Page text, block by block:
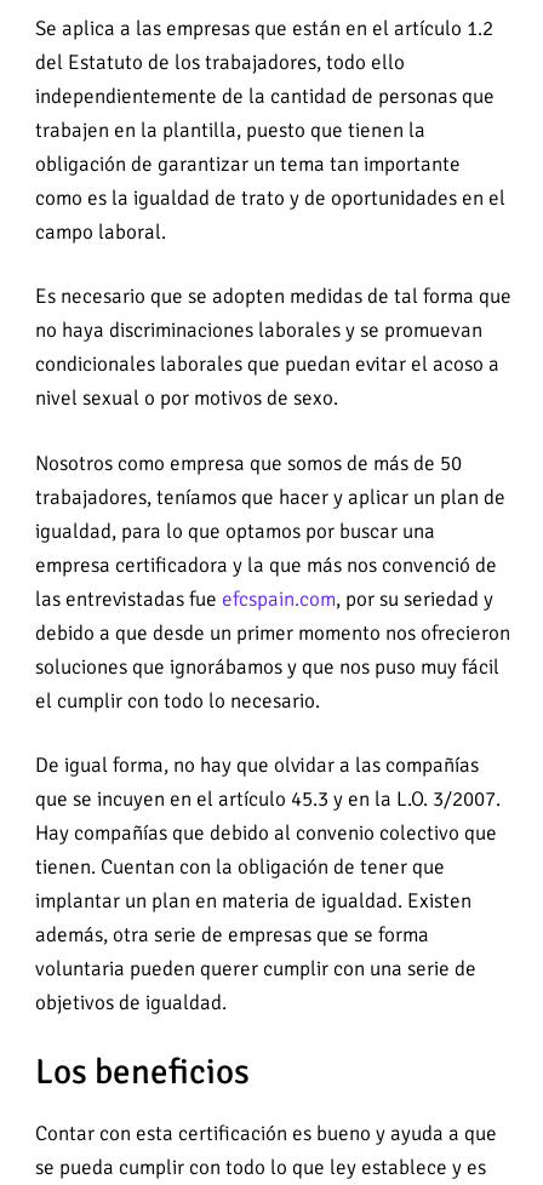
Se aplica a las empresas que están en el artículo 1.2
del Estatuto de los trabajadores, todo ello
independientemente de la cantidad de personas que
trabajen en la plantilla, puesto que tienen la
obligación de garantizar un tema tan importante
como es la igualdad de trato y de oportunidades en el
campo laboral.
Es necesario que se adopten medidas de tal forma que
no haya discriminaciones laborales y se promuevan
condicionales laborales que puedan evitar el acoso a
nivel sexual o por motivos de sexo.
Nosotros como empresa que somos de más de 50
trabajadores, teníamos que hacer y aplicar un plan de
igualdad, para lo que optamos por buscar una
empresa certificadora y la que más nos convenció de
las entrevistadas fue efcspain.com, por su seriedad y
debido a que desde un primer momento nos ofrecieron
soluciones que ignorábamos y que nos puso muy fácil
el cumplir con todo lo necesario.
De igual forma, no hay que olvidar a las compañías
que se incuyen en el artículo 45.3 y en la L.O. 3/2007.
Hay compañías que debido al convenio colectivo que
tienen. Cuentan con la obligación de tener que
implantar un plan en materia de igualdad. Existen
además, otra serie de empresas que se forma
voluntaria pueden querer cumplir con una serie de
objetivos de igualdad.
Los beneficios
Contar con esta certificación es bueno y ayuda a que
se pueda cumplir con todo lo que ley establece y es